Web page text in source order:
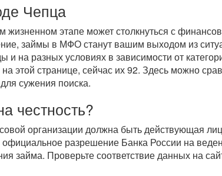
Чепца
этапе может столкнуться с
займы в МФО станут вашим выходом из
и на разных условиях в зависимости от
этой странице, сейчас их 92. Здесь можно
сужения поиска.
честность?
организации должна быть действующая
разрешение Банка России на
займа. Проверьте соответствие данных на